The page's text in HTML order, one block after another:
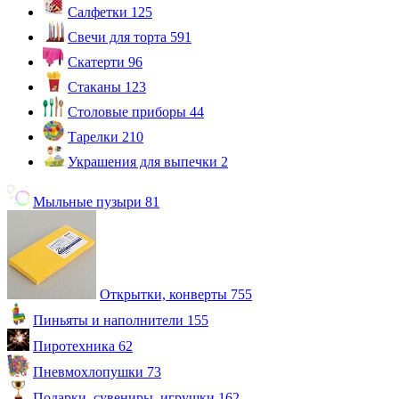
Салфетки 125
Свечи для торта 591
Скатерти 96
Стаканы 123
Столовые приборы 44
Тарелки 210
Украшения для выпечки 2
Мыльные пузыри 81
Открытки, конверты 755
Пиньяты и наполнители 155
Пиротехника 62
Пневмохлопушки 73